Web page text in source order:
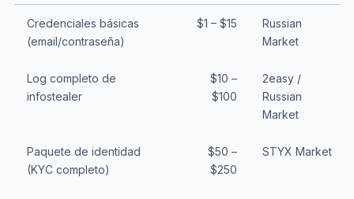
Credenciales básicas
(email/contraseña)
$1 – $15
Russian
Market
Log completo de
infostealer
$10 –
$100
2easy /
Russian
Market
Paquete de identidad
(KYC completo)
$50 –
$250
STYX Market